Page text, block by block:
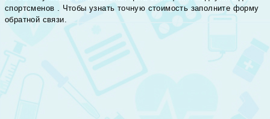
спортсменов . Чтобы узнать точную стоимость заполните форму
обратной связи.